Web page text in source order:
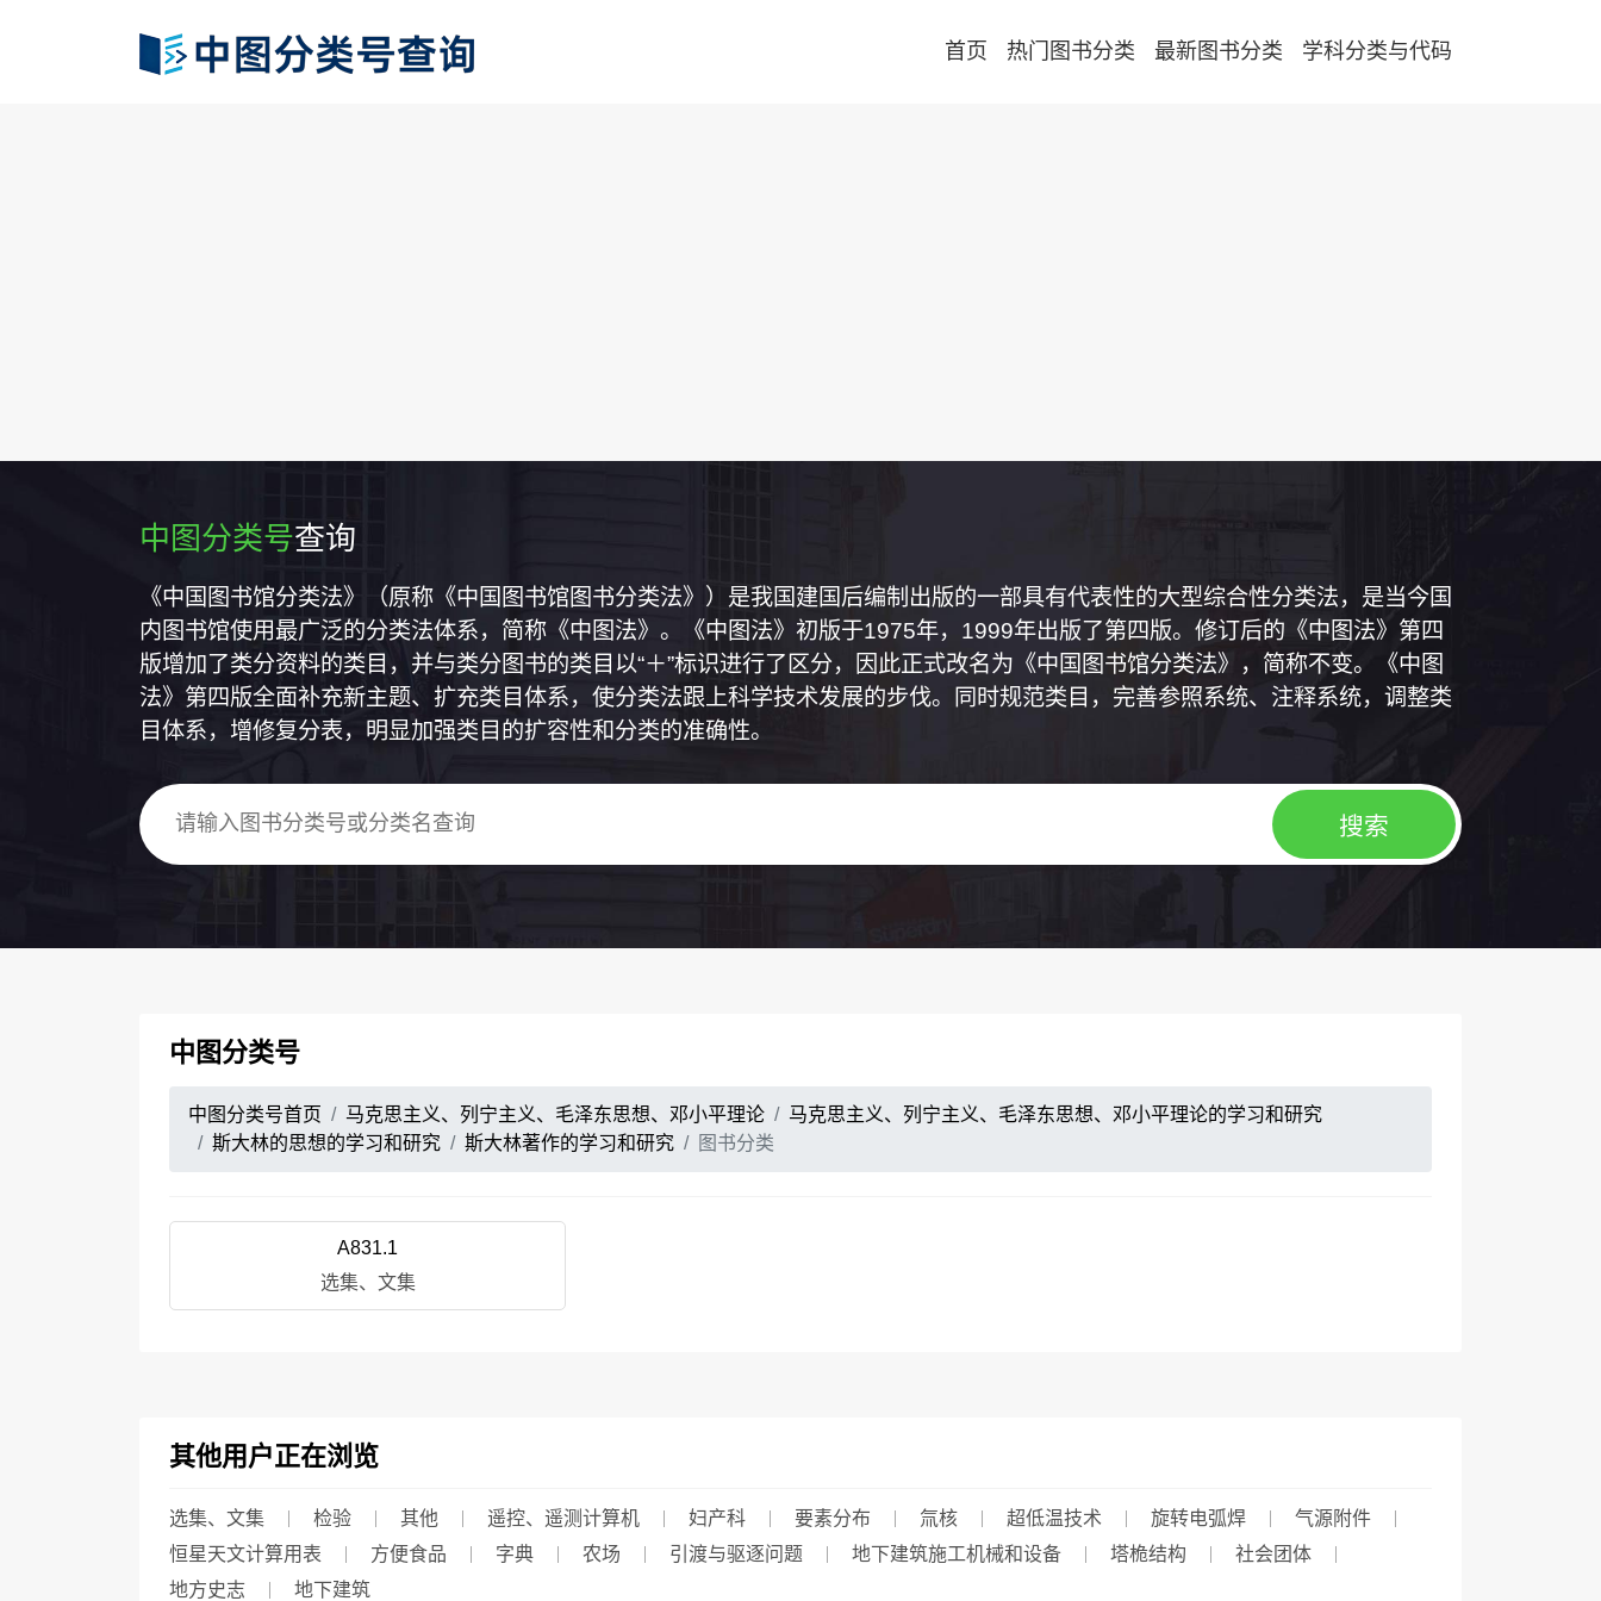
首页 热门图书分类 最新图书分类 学科分类与代码
中图分类号查询
《中国图书馆分类法》（原称《中国图书馆图书分类法》）是我国建国后编制出版的一部具有代表性的大型综合性分类法，是当今国
内图书馆使用最广泛的分类法体系，简称《中图法》。《中图法》初版于1975年，1999年出版了第四版。修订后的《中图法》第四
版增加了类分资料的类目，并与类分图书的类目以“＋”标识进行了区分，因此正式改名为《中国图书馆分类法》，简称不变。《中图
法》第四版全面补充新主题、扩充类目体系，使分类法跟上科学技术发展的步伐。同时规范类目，完善参照系统、注释系统，调整类
目体系，增修复分表，明显加强类目的扩容性和分类的准确性。
中图分类号
中图分类号首页 马克思主义、列宁主义、毛泽东思想、邓小平理论
马克思主义、列宁主义、毛泽东思想、邓小平理论的学习和研究
斯大林的思想的学习和研究
斯大林著作的学习和研究 图书分类
A831.1
选集、文集
其他用户正在浏览
选集、文集 检验 其他 遥控、遥测计算机 妇产科 要素分布 氚核 超低温技术 旋转电弧焊
气源附件
恒星天文计算用表
方便食品 字典 农场 引渡与驱逐问题 地下建筑施工机械和设备 塔桅结构
社会团体
地方史志
地下建筑